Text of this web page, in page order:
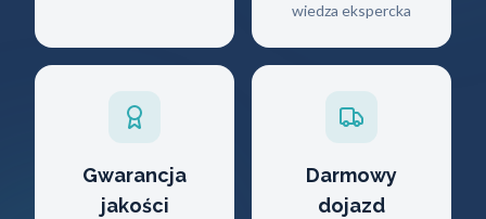
wiedza ekspercka
Gwarancja
jakości
Darmowy
dojazd